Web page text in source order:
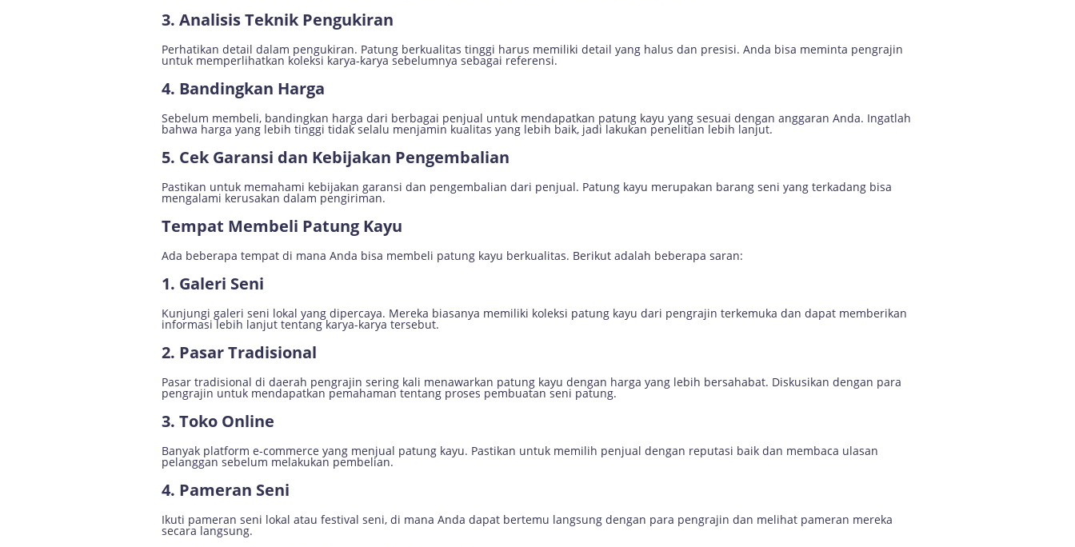
3. Analisis Teknik Pengukiran
Perhatikan detail dalam pengukiran. Patung berkualitas tinggi harus memiliki detail yang halus dan presisi. Anda bisa meminta pengrajin
untuk memperlihatkan koleksi karya-karya sebelumnya sebagai referensi.
4. Bandingkan Harga
Sebelum membeli, bandingkan harga dari berbagai penjual untuk mendapatkan patung kayu yang sesuai dengan anggaran Anda. Ingatlah
bahwa harga yang lebih tinggi tidak selalu menjamin kualitas yang lebih baik, jadi lakukan penelitian lebih lanjut.
5. Cek Garansi dan Kebijakan Pengembalian
Pastikan untuk memahami kebijakan garansi dan pengembalian dari penjual. Patung kayu merupakan barang seni yang terkadang bisa
mengalami kerusakan dalam pengiriman.
Tempat Membeli Patung Kayu
Ada beberapa tempat di mana Anda bisa membeli patung kayu berkualitas. Berikut adalah beberapa saran:
1. Galeri Seni
Kunjungi galeri seni lokal yang dipercaya. Mereka biasanya memiliki koleksi patung kayu dari pengrajin terkemuka dan dapat memberikan
informasi lebih lanjut tentang karya-karya tersebut.
2. Pasar Tradisional
Pasar tradisional di daerah pengrajin sering kali menawarkan patung kayu dengan harga yang lebih bersahabat. Diskusikan dengan para
pengrajin untuk mendapatkan pemahaman tentang proses pembuatan seni patung.
3. Toko Online
Banyak platform e-commerce yang menjual patung kayu. Pastikan untuk memilih penjual dengan reputasi baik dan membaca ulasan
pelanggan sebelum melakukan pembelian.
4. Pameran Seni
Ikuti pameran seni lokal atau festival seni, di mana Anda dapat bertemu langsung dengan para pengrajin dan melihat pameran mereka
secara langsung.